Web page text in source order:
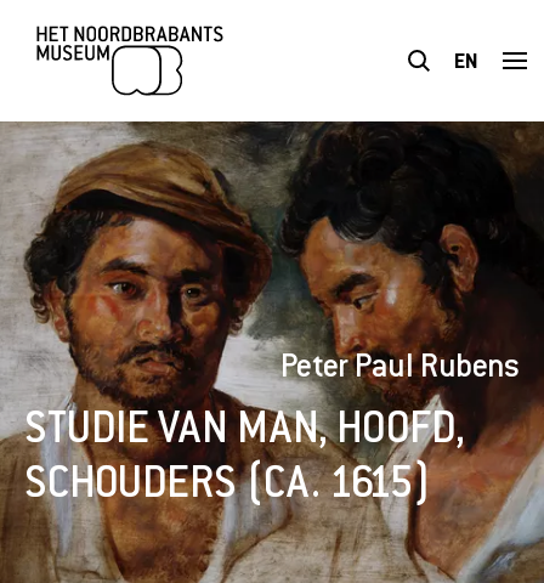
EN
BEZOEK
TENTOONSTELLINGEN
PLAN JE BEZOEK
ONDERWIJS
TOEGANKELIJKHEID
ONTDEK
Peter Paul Rubens
STUDIE VAN MAN, HOOFD,
SCHOUDERS (CA. 1615)